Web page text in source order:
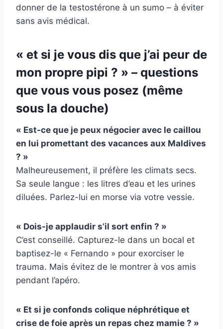
donner de la testostérone à un sumo – à éviter
sans avis médical.
« et si je vous dis que j’ai peur de
mon propre pipi ? » – questions
que vous vous posez (même
sous la douche)
« Est-ce que je peux négocier avec le caillou
en lui promettant des vacances aux Maldives
? »
Malheureusement, il préfère les climats secs.
Sa seule langue : les litres d’eau et les urines
diluées. Parlez-lui en morse via votre vessie.
« Dois-je applaudir s’il sort enfin ? »
C’est conseillé. Capturez-le dans un bocal et
baptisez-le « Fernando » pour exorciser le
trauma. Mais évitez de le montrer à vos amis
pendant l’apéro.
« Et si je confonds colique néphrétique et
crise de foie après un repas chez mamie ? »